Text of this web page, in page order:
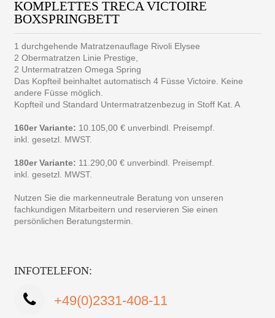
KOMPLETTES TRECA VICTOIRE
BOXSPRINGBETT
1 durchgehende Matratzenauflage Rivoli Elysee
2 Obermatratzen Linie Prestige,
2 Untermatratzen Omega Spring
Das Kopfteil beinhaltet automatisch 4 Füsse Victoire. Keine
andere Füsse möglich.
Kopfteil und Standard Untermatratzenbezug in Stoff Kat. A
160er Variante: 10.105,00 € unverbindl. Preisempf.
inkl. gesetzl. MWST.
180er Variante: 11.290,00 € unverbindl. Preisempf.
inkl. gesetzl. MWST.
Nutzen Sie die markenneutrale Beratung von unseren
fachkundigen Mitarbeitern und reservieren Sie einen
persönlichen Beratungstermin.
INFOTELEFON:
+49(0)2331-408-11